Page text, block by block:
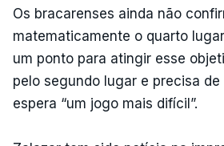
Os bracarenses ainda não
matematicamente o quarto
um ponto para atingir esse
pelo segundo lugar e precisa
espera “um jogo mais difícil”.